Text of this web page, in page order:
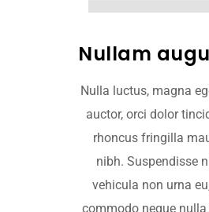
Nullam
Nulla luctus, magna
auctor, orci dolor
rhoncus fringilla
nibh. Suspendisse
vehicula non urna
commodo neque